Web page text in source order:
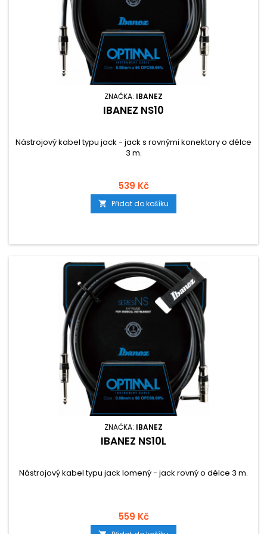
ZNAČKA: IBANEZ
IBANEZ NS10
Nástrojový kabel typu jack - jack s rovnými konektory o délce
3 m.
539 Kč
 Přidat do košíku
ZNAČKA: IBANEZ
IBANEZ NS10L
Nástrojový kabel typu jack lomený - jack rovný o délce 3 m.
559 Kč